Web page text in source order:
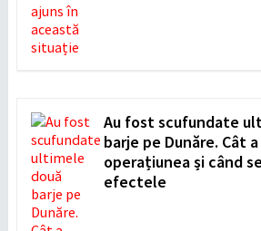
Au fost scufundate
barje pe Dunăre. Cât
operațiunea și când
efectele